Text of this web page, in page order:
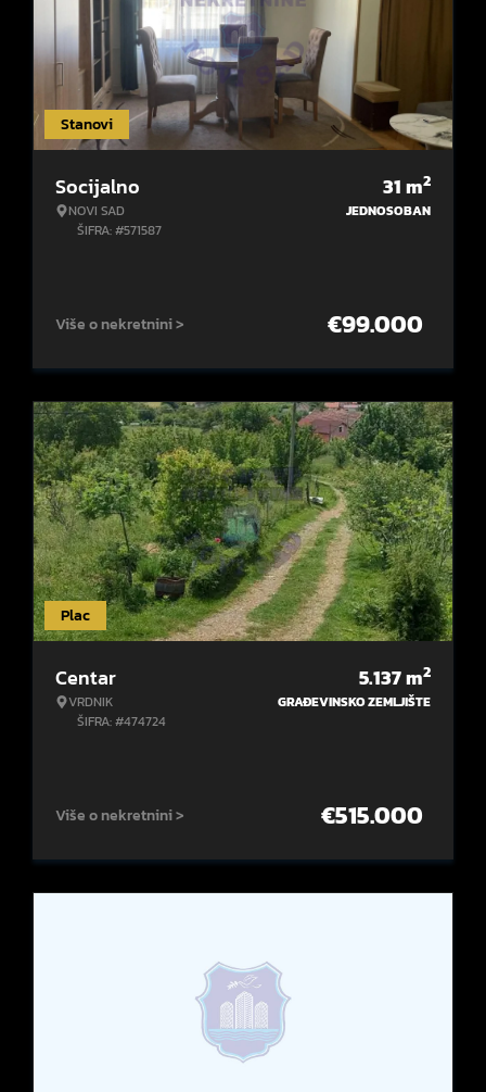
Stanovi
Socijalno
NOVI SAD
ŠIFRA: #571587
31m2
JEDNOSOBAN
Više o nekretnini > €99.000
Plac
Centar
VRDNIK
ŠIFRA: #474724
5.137m2
GRAĐEVINSKO ZEMLJIŠTE
Više o nekretnini > €515.000